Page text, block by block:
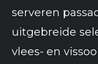
serveren
uitgebreide
vlees- en